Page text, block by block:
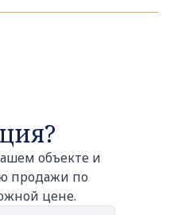
объекте и
продажи по
цене.